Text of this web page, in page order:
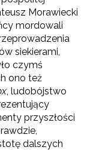
Morawiecki
mordowali
siekierami,
czymś
ono też
, ludobójstwo
przyszłości
dalszych